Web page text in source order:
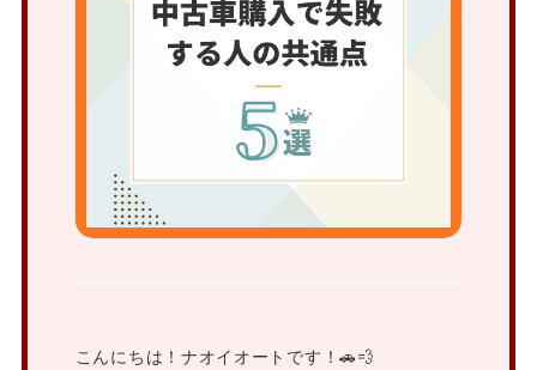
こんにちは！ナオイオートです！🚗💨